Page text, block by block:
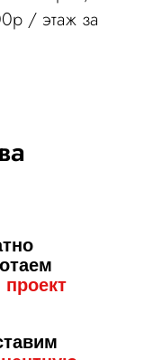
/ этаж за
проект